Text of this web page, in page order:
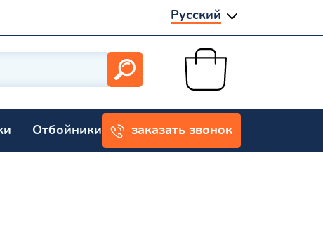
Русский
Отбойники заказать звонок